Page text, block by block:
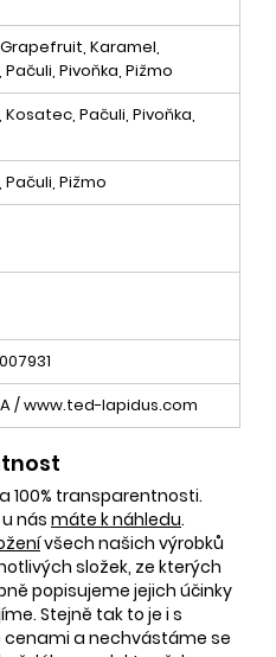
Karamel,
Pivoňka, Pižmo
Pačuli, Pivoňka,
Pižmo
/ www.ted-lapidus.com
100% transparentnosti.
nás máte k náhledu.
všech našich výrobků
složek, ze kterých
popisujeme jejich účinky
Stejně tak to je i s
a nechvástáme se